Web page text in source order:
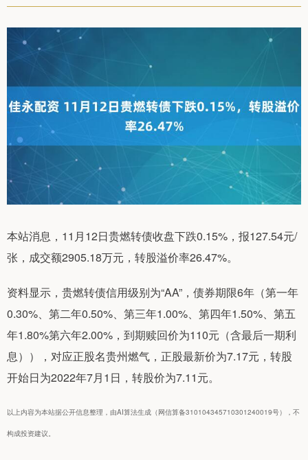
本站消息，11月12日贵燃转债收盘下跌0.15%，报127.54元/
张，成交额2905.18万元，转股溢价率26.47%。
资料显示，贵燃转债信用级别为“AA”，债券期限6年（第一年
0.30%、第二年0.50%、第三年1.00%、第四年1.50%、第五
年1.80%第六年2.00%，到期赎回价为110元（含最后一期利
息）），对应正股名贵州燃气，正股最新价为7.17元，转股
开始日为2022年7月1日，转股价为7.11元。
以上内容为本站据公开信息整理，由AI算法生成（网信算备310104345710301240019号），不
构成投资建议。